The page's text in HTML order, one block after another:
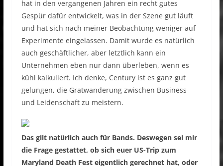
hat in den vergangenen Jahren ein recht gutes
Gespür dafür entwickelt, was in der Szene gut läuft
und hat sich nach meiner Beobachtung weniger auf
Experimente eingelassen. Damit wurde es natürlich
auch geschäftlicher, aber letztlich kann ein
Unternehmen eben nur dann überleben, wenn es
kühl kalkuliert. Ich denke, Century ist es ganz gut
gelungen, die Gratwanderung zwischen Business
und Leidenschaft zu meistern.
Das gilt natürlich auch für Bands. Deswegen sei mir
die Frage gestattet, ob sich euer US-Trip zum
Maryland Death Fest eigentlich gerechnet hat, oder